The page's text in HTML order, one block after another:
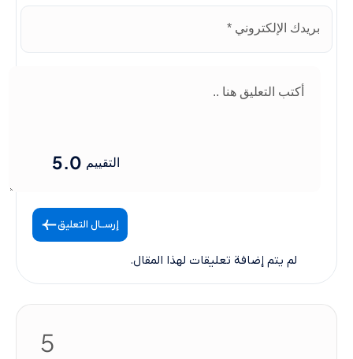
التقييم 5.0
إرســال التعليق
لم يتم إضافة تعليقات لهذا المقال.
5